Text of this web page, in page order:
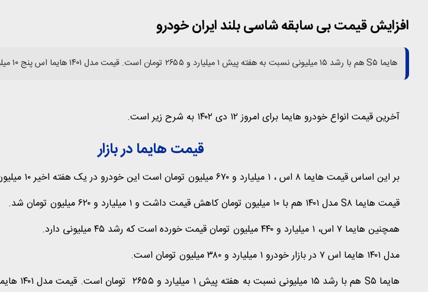
افزایش قیمت بی سابقه شاسی بلند ایران خودرو
هایما S۵ هم با رشد ۱۵ میلیونی نسبت به هفته پیش ۱ میلیارد و ۲۶۵۵ تومان است. قیمت مدل ۱۴۰۱ هایما اس پنج ۱۰ میلیون تومان ارزان شد.
آخرین قیمت انواع خودرو هایما برای امروز ۱۲ دی ۱۴۰۲ به شرح زیر است.
قیمت هایما در بازار
بر این اساس قیمت هایما ۸ اس ، ۱ میلیارد و ۶۷۰ میلیون تومان است این خودرو در یک هفته اخیر ۱۰ میلیون گران شده است.
قیمت هایما S۸ مدل ۱۴۰۱ هم با ۱۰ میلیون تومان کاهش قیمت داشت و ۱ میلیارد و ۶۲۰ میلیون تومان شد.
همچنین هایما ۷ اس، ۱ میلیارد و ۴۴۰ میلیون تومان قیمت خورده است که رشد ۴۵ میلیونی دارد.
مدل ۱۴۰۱ هایما اس ۷ در بازار خودرو ۱ میلیارد و ۳۸۰ میلیون تومان است.